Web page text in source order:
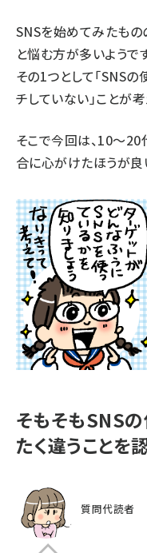
SNSを始めてみたもの
と悩む方が多いようで
その1つとして「SNS
チしていない」ことが考
そこで今回は、10～
合に心がけたほうが良
そもそもSNS
たく違うことを
質問代読者